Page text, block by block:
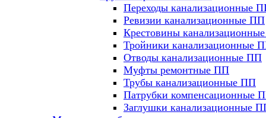
Переходы канализационные
Ревизии канализационные ПП
Крестовины
Тройники канализационные
Отводы канализационные ПП
Муфты ремонтные ПП
Трубы канализационные ПП
Патрубки компенсационные
Заглушки канализационные